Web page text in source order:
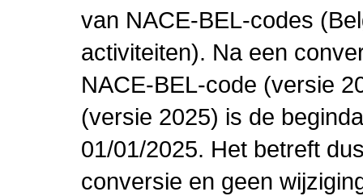
van NACE-BEL-codes
activiteiten). Na een
NACE-BEL-code (versie
(versie 2025) is de
01/01/2025. Het betreft
conversie en geen